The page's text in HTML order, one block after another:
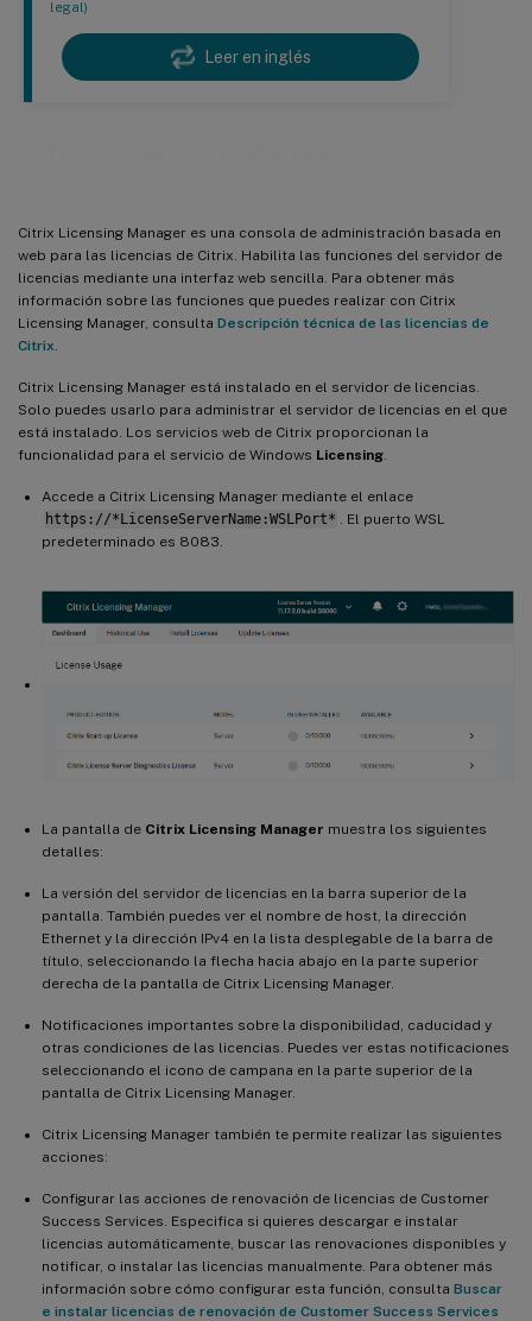
legal)
Leer en inglés
Citrix Licensing Manager es una consola de administración basada en
web para las licencias de Citrix. Habilita las funciones del servidor de
licencias mediante una interfaz web sencilla. Para obtener más
información sobre las funciones que puedes realizar con Citrix
Licensing Manager, consulta Descripción técnica de las licencias de
Citrix
Citrix Licensing Manager está instalado en el servidor de licencias.
Solo puedes usarlo para administrar el servidor de licencias en el que
está instalado. Los servicios web de Citrix proporcionan la
funcionalidad para el servicio de Windows Licensing
Accede a Citrix Licensing Manager mediante el enlace
https://*LicenseServerName:WSLPort*
. El puerto WSL
predeterminado es 8083.
La pantalla de Citrix Licensing Manager muestra los siguientes
detalles:
La versión del servidor de licencias en la barra superior de la
pantalla. También puedes ver el nombre de host, la dirección
Ethernet y la dirección IPv4 en la lista desplegable de la barra de
título, seleccionando la flecha hacia abajo en la parte superior
derecha de la pantalla de Citrix Licensing Manager.
Notificaciones importantes sobre la disponibilidad, caducidad y
otras condiciones de las licencias. Puedes ver estas notificaciones
seleccionando el icono de campana en la parte superior de la
pantalla de Citrix Licensing Manager.
Citrix Licensing Manager también te permite realizar las siguientes
acciones:
Configurar las acciones de renovación de licencias de Customer
Success Services. Especifica si quieres descargar e instalar
licencias automáticamente, buscar las renovaciones disponibles y
notificar, o instalar las licencias manualmente. Para obtener más
información sobre cómo configurar esta función, consulta Buscar
e instalar licencias de renovación de Customer Success Services